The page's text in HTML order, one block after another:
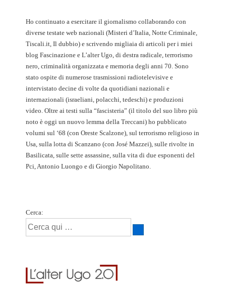
Ho continuato a esercitare il giornalismo collaborando con
diverse testate web nazionali (Misteri d’Italia, Notte Criminale,
Tiscali.it, Il dubbio) e scrivendo migliaia di articoli per i miei
blog Fascinazione e L’alter Ugo, di destra radicale, terrorismo
nero, criminalità organizzata e memoria degli anni 70. Sono
stato ospite di numerose trasmissioni radiotelevisive e
intervistato decine di volte da quotidiani nazionali e
internazionali (israeliani, polacchi, tedeschi) e produzioni
video. Oltre ai testi sulla “fascisteria” (il titolo del suo libro più
noto è oggi un nuovo lemma della Treccani) ho pubblicato
volumi sul ‘68 (con Oreste Scalzone), sul terrorismo religioso in
Usa, sulla lotta di Scanzano (con José Mazzei), sulle rivolte in
Basilicata, sulle sette assassine, sulla vita di due esponenti del
Pci, Antonio Luongo e di Giorgio Napolitano.
Cerca: